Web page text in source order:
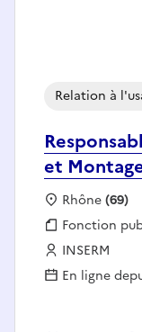
et
Relation à
Localisation :
Rhône(69)
Fonction
Fonction
Employeur :
INSERM
En ligne